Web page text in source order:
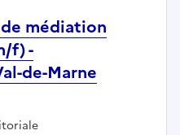
médiation
f) -
de-Marne